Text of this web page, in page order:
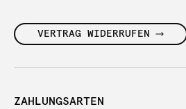
VERTRAG WIDERRUFEN
ZAHLUNGSARTEN